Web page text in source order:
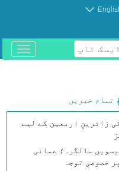
ٹاپ
باز
و
تمام خبریں
زائرینِ اربعین کے لیے
سالگرہ؛ عمانی
خصوصی توجہ